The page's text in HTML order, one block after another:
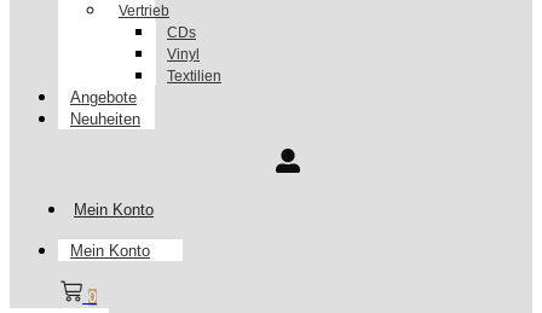
Vertrieb
CDs
Vinyl
Textilien
Angebote
Neuheiten
Mein Konto
Mein Konto
0